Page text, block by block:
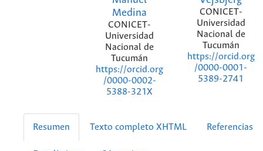
Medina
CONICET-
Universidad
Nacional de
Tucumán
https://orcid.org
/0000-0002-
5388-321X
CONICET-
Universidad
Nacional de
Tucumán
https://orcid.org
/0000-0001-
5389-2741
Resumen Texto completo XHTML Referencias